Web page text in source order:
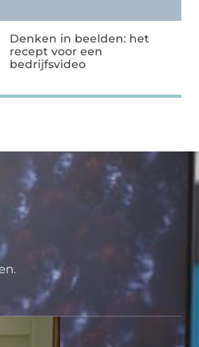
Denken in beelden: het
recept voor een
bedrijfsvideo